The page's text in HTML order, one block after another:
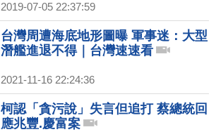
2019-07-05 22:37:59
台灣周遭海底地形圖曝 軍事迷：大型
潛艦進退不得｜台灣速速看
2021-11-16 22:24:36
柯認「貪污說」失言但追打 蔡總統回
應兆豐.慶富案